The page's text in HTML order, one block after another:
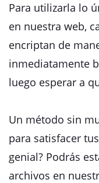
Para utilizarla lo
en nuestra web,
encriptan de
inmediatamente
luego esperar a
Un método sin
para satisfacer
genial? Podrás
archivos en